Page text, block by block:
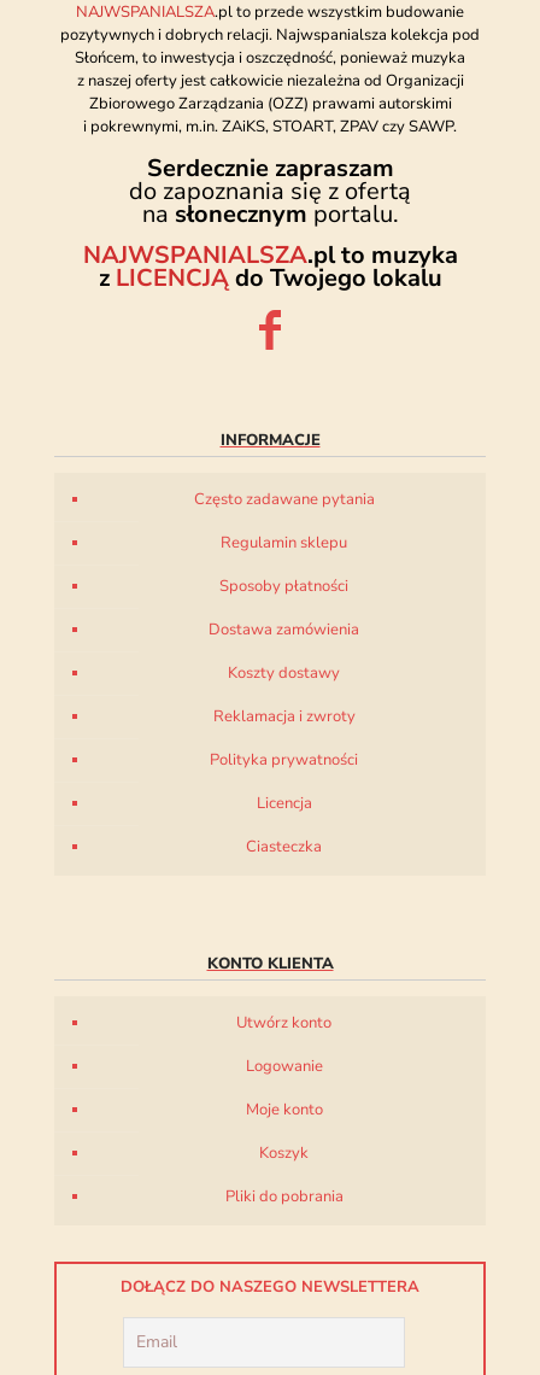
NAJWSPANIALSZA.pl to przede wszystkim budowanie
pozytywnych i dobrych relacji. Najwspanialsza kolekcja pod
Słońcem, to inwestycja i oszczędność, ponieważ muzyka
z naszej oferty jest całkowicie niezależna od Organizacji
Zbiorowego Zarządzania (OZZ) prawami autorskimi
i pokrewnymi, m.in. ZAiKS, STOART, ZPAV czy SAWP.
Serdecznie zapraszam
do zapoznania się z ofertą
na słonecznym portalu.
NAJWSPANIALSZA.pl to muzyka
z LICENCJĄdo Twojego lokalu
INFORMACJE
Często zadawane pytania
Regulamin sklepu
Sposoby płatności
Dostawa zamówienia
Koszty dostawy
Reklamacja i zwroty
Polityka prywatności
Licencja
Ciasteczka
KONTO KLIENTA
Utwórz konto
Logowanie
Moje konto
Koszyk
Pliki do pobrania
DOŁĄCZ DO NASZEGO NEWSLETTERA